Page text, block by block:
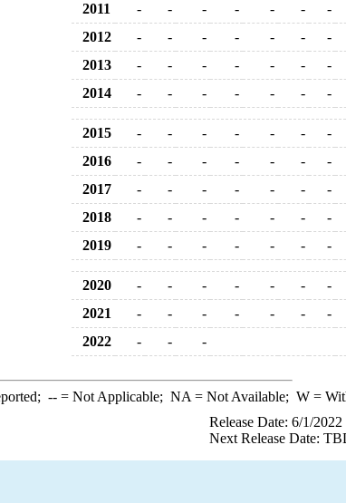
2011
- - - - - - -
2012
- - - - - - -
2013
- - - - - - -
2014
- - - - - - -
2015 - - - - - - -
2016
- - - - - - -
2017
- - - - - - -
2018
- - - - - - -
2019
- - - - - - -
2020 - - - - - - -
2021
- - - - - - -
2022
- - -
--= Not Applicable; NA = Not Available; W=
Release Date: 6/1/2022
Next Release Date: